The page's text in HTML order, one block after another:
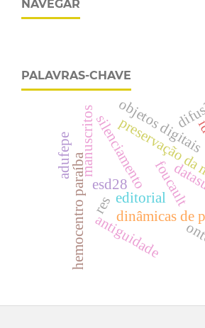
NAVEGAR
PALAVRAS-CHAVE
hemocentro paraíba editorial
manuscritossilenciamento
preservação
dinâmicas de
foucault
antiguidade
res
esd28
objetos digitais
adufepe